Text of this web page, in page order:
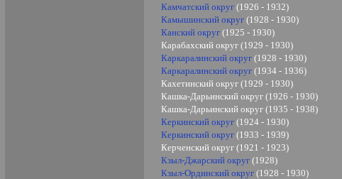
Камчатский округ (1926 - 1932)
Камышинский округ (1928 - 1930)
Канский округ (1925 - 1930)
Карабахский округ (1929 - 1930)
Каркаралинский округ (1928 - 1930)
Каркаралинский округ (1934 - 1936)
Кахетинский округ (1929 - 1930)
Кашка-Дарьинский округ (1926 - 1930)
Кашка-Дарьинский округ (1935 - 1938)
Керкинский округ (1924 - 1930)
Керкинский округ (1933 - 1939)
Керченский округ (1921 - 1923)
Кзыл-Джарский округ (1928)
Кзыл-Ординский округ (1928 - 1930)